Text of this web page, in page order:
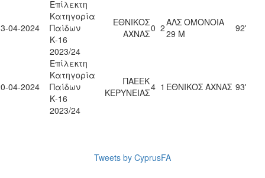
04-2024
Επίλεκτη
Κατηγορία
Παίδων
Κ-16
2023/24
ΕΘΝΙΚΟΣ
ΑΧΝΑΣ0 2ΑΛΣ ΟΜΟΝΟΙΑ
29 Μ
92'
04-2024
Επίλεκτη
Κατηγορία
Παίδων
Κ-16
2023/24
ΠΑΕΕΚ
ΚΕΡΥΝΕΙΑΣ4 1 ΕΘΝΙΚΟΣ ΑΧΝΑΣ 93'
Tweets by CyprusFA